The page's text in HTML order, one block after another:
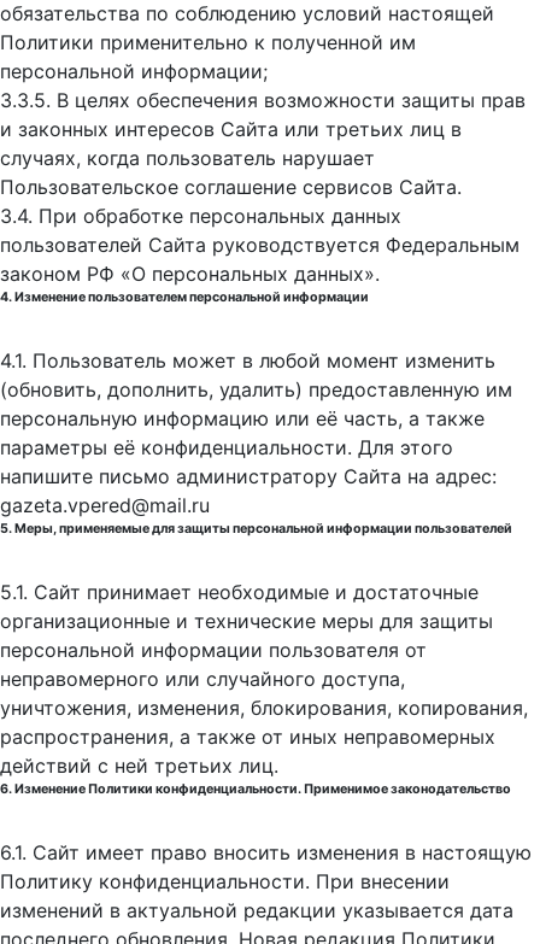
обязательства по соблюдению условий настоящей
Политики применительно к полученной им
персональной информации;
3.3.5. В целях обеспечения возможности защиты прав
и законных интересов Сайта или третьих лиц в
случаях, когда пользователь нарушает
Пользовательское соглашение сервисов Сайта.
3.4. При обработке персональных данных
пользователей Сайта руководствуется Федеральным
законом РФ «О персональных данных».
4. Изменение пользователем персональной информации
4.1. Пользователь может в любой момент изменить
(обновить, дополнить, удалить) предоставленную им
персональную информацию или её часть, а также
параметры её конфиденциальности. Для этого
напишите письмо администратору Сайта на адрес:
gazeta.vpered@mail.ru
5. Меры, применяемые для защиты персональной информации пользователей
5.1. Сайт принимает необходимые и достаточные
организационные и технические меры для защиты
персональной информации пользователя от
неправомерного или случайного доступа,
уничтожения, изменения, блокирования, копирования,
распространения, а также от иных неправомерных
действий с ней третьих лиц.
6. Изменение Политики конфиденциальности. Применимое законодательство
6.1. Сайт имеет право вносить изменения в настоящую
Политику конфиденциальности. При внесении
изменений в актуальной редакции указывается дата